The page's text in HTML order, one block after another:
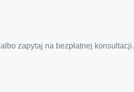
albo zapytaj na bezpłatnej konsultacji.